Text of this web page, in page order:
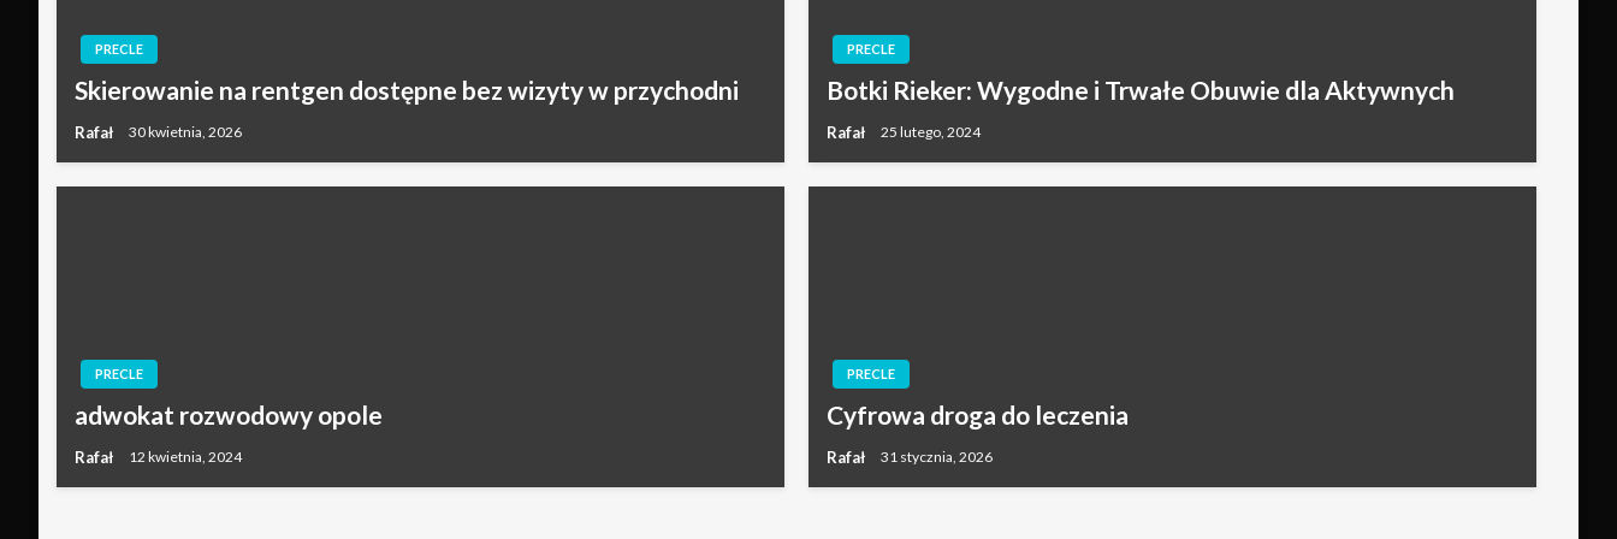
PRECLE
Skierowanie na rentgen dostępne bez wizyty w przychodni
Rafał 30 kwietnia, 2026
PRECLE
Botki Rieker: Wygodne i Trwałe Obuwie dla Aktywnych
Rafał 25 lutego, 2024
PRECLE
adwokat rozwodowy opole
Rafał 12 kwietnia, 2024
PRECLE
Cyfrowa droga do leczenia
Rafał 31 stycznia, 2026